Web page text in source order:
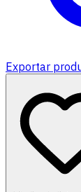
Exportar